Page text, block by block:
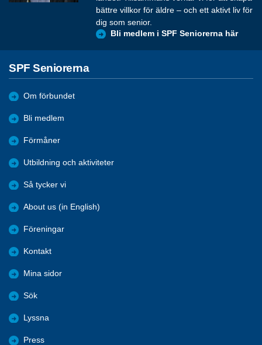
bättre villkor för äldre – och ett aktivt liv för
dig som senior.
Bli medlem i SPF Seniorerna här
SPF Seniorerna
Om förbundet
Bli medlem
Förmåner
Utbildning och aktiviteter
Så tycker vi
About us (in English)
Föreningar
Kontakt
Mina sidor
Sök
Lyssna
Press